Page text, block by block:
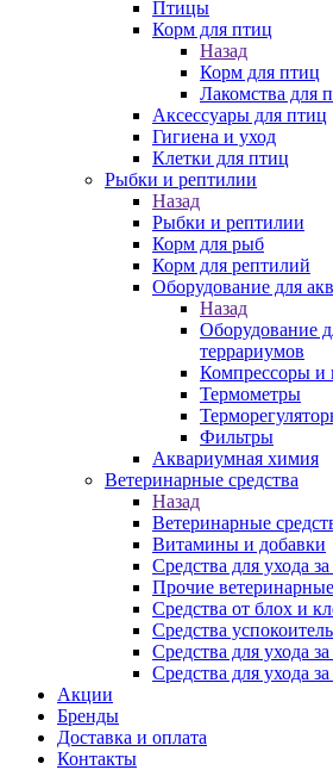
Птицы
Корм для птиц
Назад
Корм для птиц
Лакомства для
Аксессуары для птиц
Гигиена и уход
Клетки для птиц
Рыбки и рептилии
Назад
Рыбки и рептилии
Корм для рыб
Корм для рептилий
Оборудование для
Назад
Оборудование
террариумов
Компрессоры и
Термометры
Фильтры
Аквариумная химия
Ветеринарные средства
Назад
Ветеринарные
Витамины и добавки
Средства для ухода
Прочие ветеринарные
Средства от блох и
Средства
Средства для ухода за
Средства для ухода
Акции
Бренды
Доставка и оплата
Контакты